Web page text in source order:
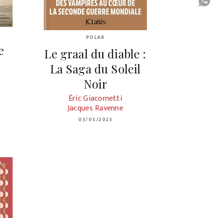
POLAR
Le graal du diable :
La Saga du Soleil
Noir
Éric Giacometti
Jacques Ravenne
03/05/2023